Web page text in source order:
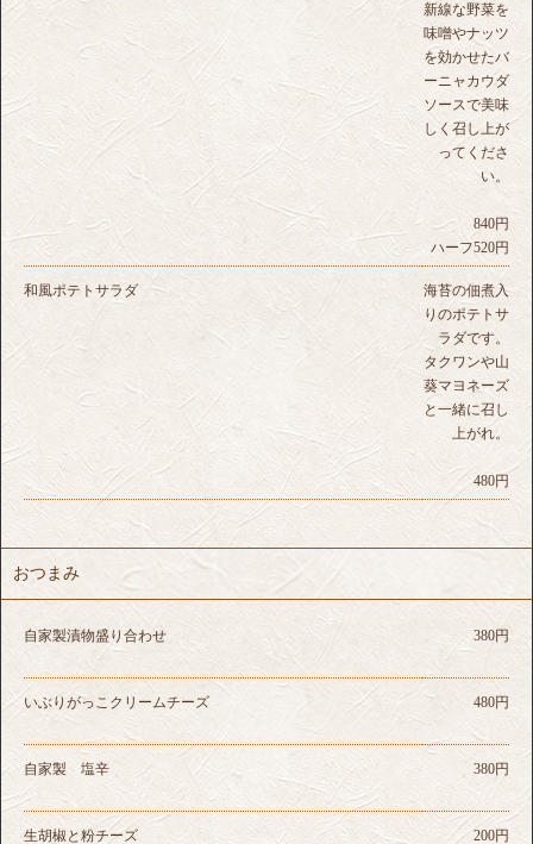
新線な野菜を
味噌やナッツ
を効かせたバ
ーニャカウダ
ソースで美味
しく召し上が
ってくださ
い。
840円
ハーフ520円
和風ポテトサラダ
海苔の佃煮入
りのポテトサ
ラダです。
タクワンや山
葵マヨネーズ
と一緒に召し
上がれ。
480円
おつまみ
自家製漬物盛り合わせ 380円
いぶりがっこクリームチーズ 480円
自家製 塩辛 380円
生胡椒と粉チーズ 200円